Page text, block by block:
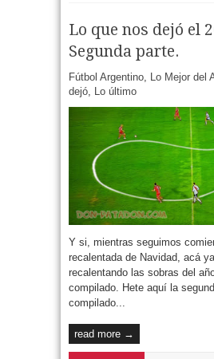
Lo que nos dejó el
Segunda parte.
Fútbol Argentino, Lo Mejor del
dejó, Lo último
Y si, mientras seguimos
recalentada de Navidad, acá
recalentando las sobras del
compilado. Hete aquí la
compilado...
read more →